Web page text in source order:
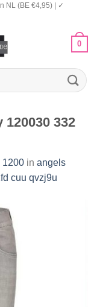
NL (BE €4,95) | ✓
0
332
1200 in angels
cuu qvzj9u